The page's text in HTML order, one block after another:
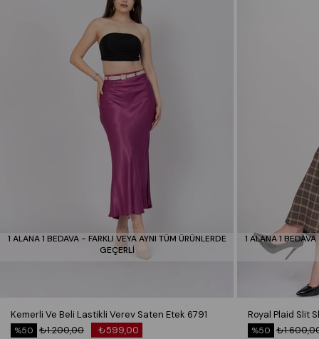
1 ALANA 1 BEDAVA - FARKLI VEYA AYNI TÜM ÜRÜNLERDE
GEÇERLİ
Kemerli Ve Beli Lastikli Verev Saten Etek 6791
₺599,00
₺1.200,00
%50
1 ALANA 1
%50